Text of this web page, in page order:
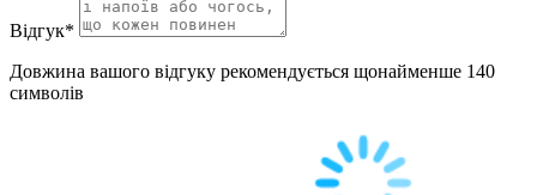
Відгук*
Довжина вашого відгуку рекомендується щонайменше 140
символів